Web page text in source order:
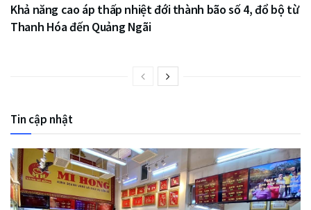
Khả năng cao áp thấp nhiệt đới thành bão số 4, đổ bộ từ
Thanh Hóa đến Quảng Ngãi
Tin cập nhật